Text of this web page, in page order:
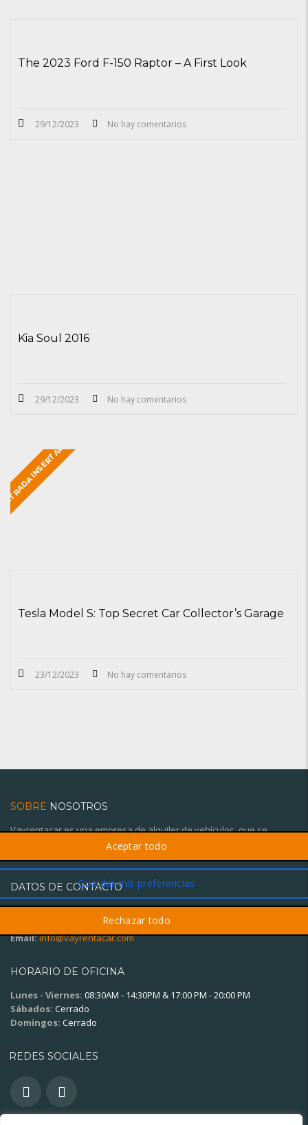
The 2023 Ford F-150 Raptor – A First Look
29/12/2023 No hay comentarios
Kia Soul 2016
29/12/2023 No hay comentarios
INSERTADA
Tesla Model S: Top Secret Car Collector’s Garage
23/12/2023 No hay comentarios
SOBRE NOSOTROS
Vayrentacar es una empresa de alquiler de vehículos, que se
diferencia por el trato personalizado y el gran servicio al cliente.
DATOS DE CONTACTO
Oficina:(+34) 621 15 12 98
(+34) 621 15 12 98
Email:info@vayrentacar.com
HORARIO DE OFICINA
Lunes - Viernes: 08:30AM - 14:30PM & 17:00 PM - 20:00 PM
Sábados: Cerrado
Domingos: Cerrado
REDES SOCIALES